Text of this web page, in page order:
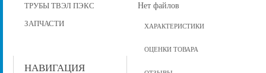
ТРУБЫ ТВЭЛ ПЭКС
ЗАПЧАСТИ
НАВИГАЦИЯ
Нет файлов
ХАРАКТЕРИСТИКИ
ОЦЕНКИ ТОВАРА